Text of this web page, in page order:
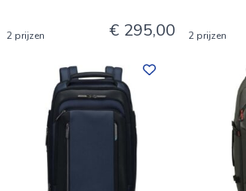
2 prijzen € 295,00 2 prijzen